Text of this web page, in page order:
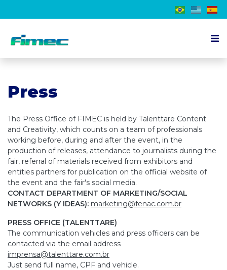
Exhibitor
Schedule
Press
Contact us
EN
Press
The Press Office of FIMEC is held by Talenttare Content
and Creativity, which counts on a team of professionals
working before, during and after the event, in the
production of releases, attendance to journalists during the
fair, referral of materials received from exhibitors and
entities partners for publication on the official website of
the event and the fair's social media.
CONTACT DEPARTMENT OF MARKETING/SOCIAL
NETWORKS (Y IDEAS): marketing@fenac.com.br
PRESS OFFICE (TALENTTARE)
The communication vehicles and press officers can be
contacted via the email address
imprensa@talenttare.com.br
Just send full name, CPF and vehicle.